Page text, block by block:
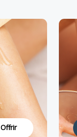
Offrir